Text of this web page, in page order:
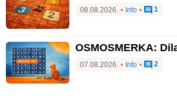
08.08.2026. • Info • 1
OSMOSMERKA:
07.08.2026. • Info • 2